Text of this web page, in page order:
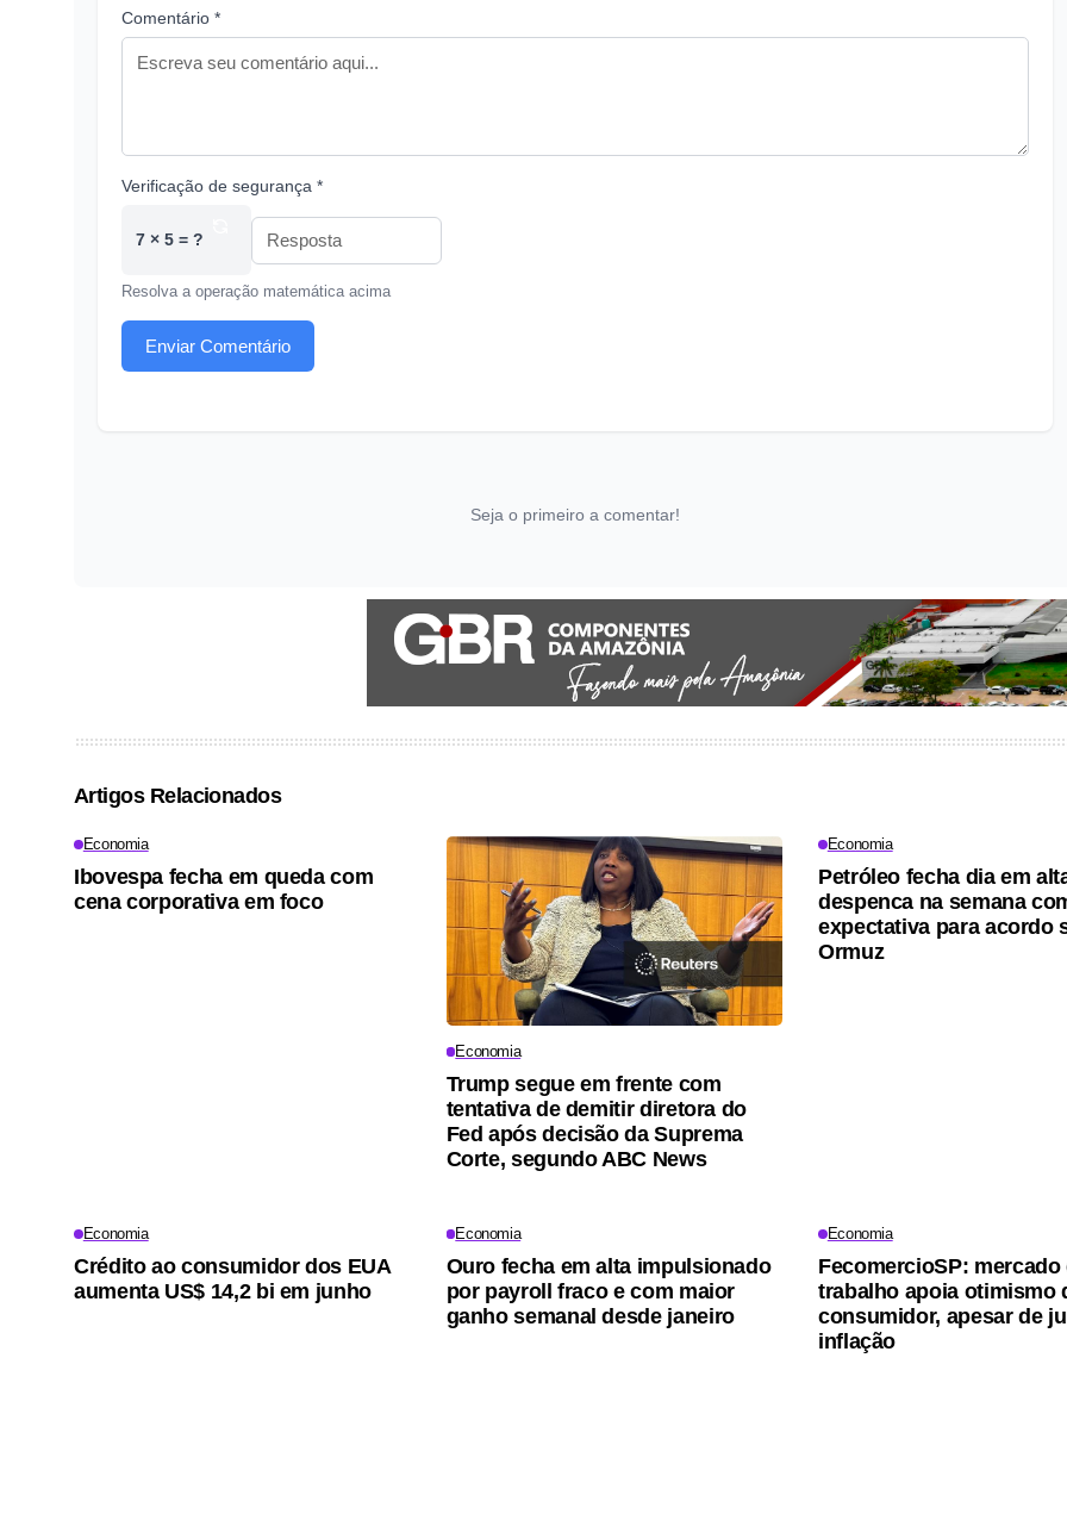
Comentário *
Verificação de segurança *
7 × 5 = ?
Resolva a operação matemática acima
Enviar Comentário
Seja o primeiro a comentar!
Artigos Relacionados
Economia
Ibovespa fecha em queda com
cena corporativa em foco
Economia
Trump segue em frente com
tentativa de demitir diretora do
Fed após decisão da Suprema
Corte, segundo ABC News
Economia
Petróleo fecha dia em
despenca na semana
expectativa para acordo
Ormuz
Economia
Crédito ao consumidor dos EUA
aumenta US$ 14,2 bi em junho
Economia
Ouro fecha em alta impulsionado
por payroll fraco e com maior
ganho semanal desde janeiro
Economia
FecomercioSP: mercado
trabalho apoia otimismo
consumidor, apesar de
inflação